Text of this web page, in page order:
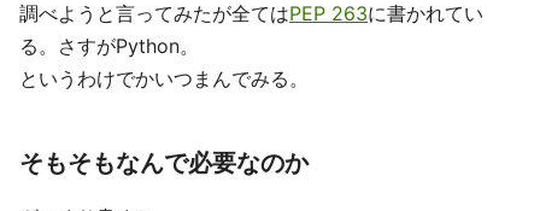
調べようと言ってみたが全てはPEP 263に書かれてい
る。さすがPython。
というわけでかいつまんでみる。
そもそもなんで必要なのか